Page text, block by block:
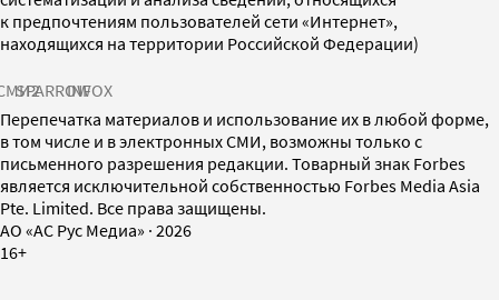
к предпочтениям пользователей сети «Интернет»,
находящихся на территории Российской Федерации)
SPARROWINFOX
Перепечатка материалов и использование их в любой форме,
в том числе и в электронных СМИ, возможны только с
письменного разрешения редакции. Товарный знак Forbes
является исключительной собственностью Forbes Media Asia
Pte. Limited. Все права защищены.
AO «АС Рус Медиа» · 2026
16+